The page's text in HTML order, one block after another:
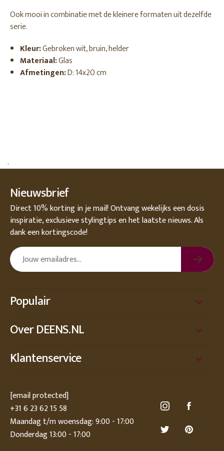
Ook mooi in combinatie met de kleinere formaten uit dezelfde
serie.
Kleur:Gebroken wit, bruin, helder
Materiaal:Glas
Afmetingen:D: 14x20 cm
.
Nieuwsbrief
Direct 10% korting in je mail! Ontvang wekelijks een dosis
inspiratie, exclusieve stylingtips en het laatste nieuws. Als
dank een kortingscode!
Populair
Over DEENS.NL
Klantenservice
[email protected]
+31 6 23 62 15 58
Maandag t/m woensdag: 9:00 - 17:00
Donderdag 13:00 - 17:00